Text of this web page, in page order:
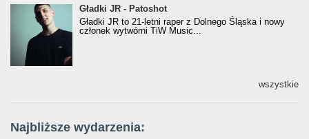
Gładki JR - Patoshot
Gładki JR - Patoshot
Gładki JR to 21-letni raper z Dolnego Śląska i nowy
członek wytwórni TiW Music...
wszystkie
Najbliższe wydarzenia: